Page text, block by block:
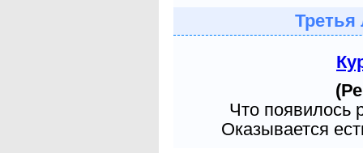
Третья
Что появилось
Оказывается